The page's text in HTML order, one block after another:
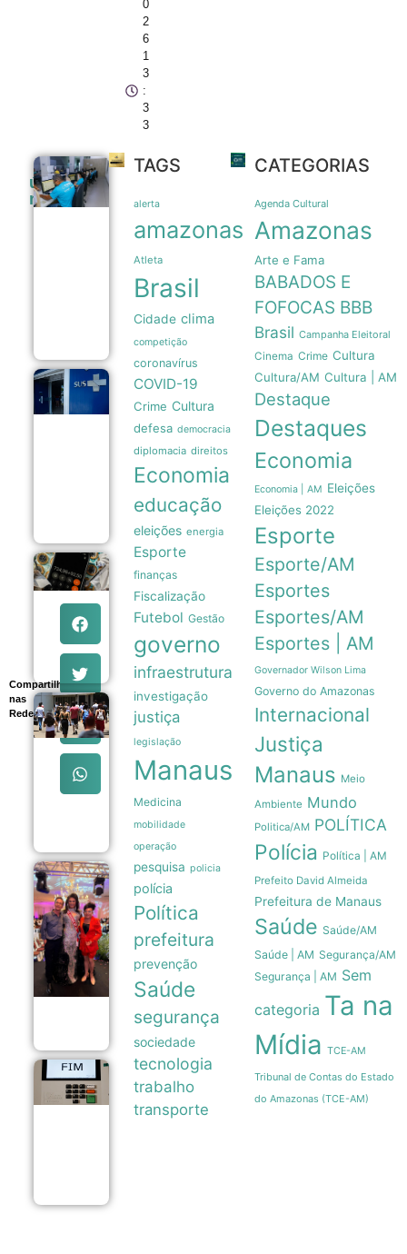
0
2
6
1
3
:
3
3
Compartilhe
nas
Redes
últimas
noticias
Sexta-feira
tem 639
emprego
pelo Sine
orientações
candidatos
Estudo
mostra que
Trikafta
derrubou
em 85% as
internações
por fibrose
cística no
SUS
06/08
Endividamento
das famílias
brasileiras
atinge recorde
de 82% em
julho
06/08
Enade 2026
encerra
prazo para
atendimento
especializado
nesta sexta-
06/08
MISS
AMAZONAS
GAY
REPRESENTARÁ
O ESTADO NA
50ª EDIÇÃO DO
MAIOR
CONCURSO DE
BELEZA GAY DO
06/08
Psol-rede
formaliza
aliança com
TAGS
alerta
amazonas
Atleta
Brasil
Cidade clima
competição
coronavírus
COVID-19
Crime Cultura
defesa democracia
diplomacia direitos
Economia
educação
eleições energia
Esporte
finanças
Fiscalização
Futebol Gestão
governo
infraestrutura
investigação
justiça
legislação
Manaus
Medicina
mobilidade
operação
pesquisa policia
polícia
Política
prefeitura
prevenção
Saúde
segurança
sociedade
tecnologia
trabalho
transporte
CATEGORIAS
Agenda Cultural
Amazonas
Arte e Fama
BABADOS E
FOFOCAS BBB
Brasil Campanha Eleitoral
Cinema Crime Cultura
Cultura/AM Cultura | AM
Destaque
Destaques
Economia
Economia | AM
Eleições
Eleições 2022
Esporte
Esporte/AM
Esportes
Esportes/AM
Esportes | AM
Governador Wilson Lima
Governo do Amazonas
Internacional
Justiça
Manaus Meio
Ambiente Mundo
Politica/AM POLÍTICA
Polícia Política | AM
Prefeito David Almeida
Prefeitura de Manaus
Saúde Saúde/AM
Saúde | AM Segurança/AM
Segurança | AM Sem
categoria Ta na
Mídia TCE-AM
Tribunal de Contas do Estado
do Amazonas (TCE-AM)